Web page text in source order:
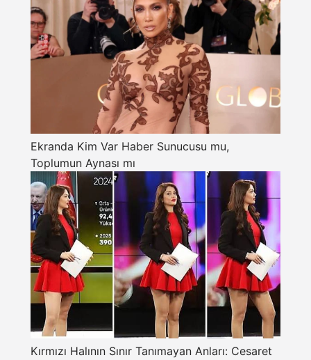
Ekranda Kim Var Haber Sunucusu mu,
Toplumun Aynası mı
Kırmızı Halının Sınır Tanımayan Anları: Cesaret